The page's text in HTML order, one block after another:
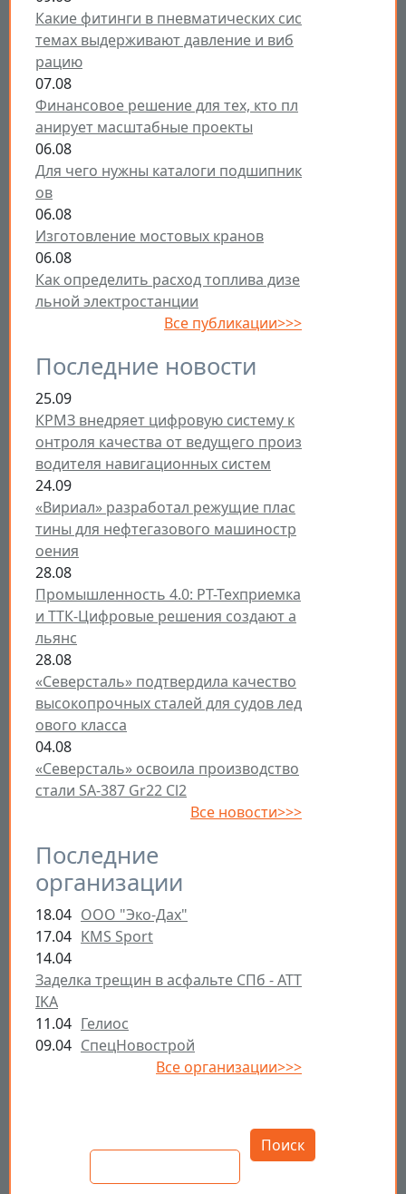
Какие фитинги в пневматических сис
темах выдерживают давление и виб
рацию
07.08
Финансовое решение для тех, кто пл
анирует масштабные проекты
06.08
Для чего нужны каталоги подшипник
ов
06.08
Изготовление мостовых кранов
06.08
Как определить расход топлива дизе
льной электростанции
Все публикации>>>
Последние новости
25.09
КРМЗ внедряет цифровую систему к
онтроля качества от ведущего произ
водителя навигационных систем
24.09
«Вириал» разработал режущие плас
тины для нефтегазового машиностр
оения
28.08
Промышленность 4.0: РТ-Техприемка
и ТТК-Цифровые решения создают а
льянс
28.08
«Северсталь» подтвердила качество
высокопрочных сталей для судов лед
ового класса
04.08
«Северсталь» освоила производство
стали SA-387 Gr22 Cl2
Все новости>>>
Последние
организации
18.04 ООО "Эко-Дах"
17.04 KMS Sport
14.04
Заделка трещин в асфальте СПб - ATT
IKA
11.04 Гелиос
09.04 СпецНовострой
Все организации>>>